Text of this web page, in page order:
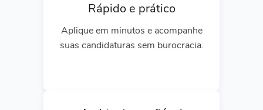
Rápido e prático
Aplique em minutos e acompanhe
suas candidaturas sem burocracia.